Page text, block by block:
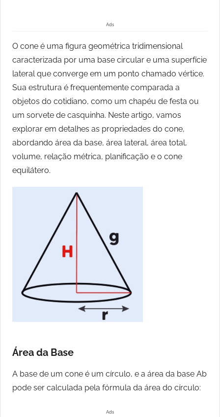
Ads
O cone é uma figura geométrica tridimensional
caracterizada por uma base circular e uma superfície
lateral que converge em um ponto chamado vértice.
Sua estrutura é frequentemente comparada a
objetos do cotidiano, como um chapéu de festa ou
um sorvete de casquinha. Neste artigo, vamos
explorar em detalhes as propriedades do cone,
abordando área da base, área lateral, área total,
volume, relação métrica, planificação e o cone
equilátero.
Área da Base
A base de um cone é um círculo, e a área da base Ab
pode ser calculada pela fórmula da área do círculo:
Ads